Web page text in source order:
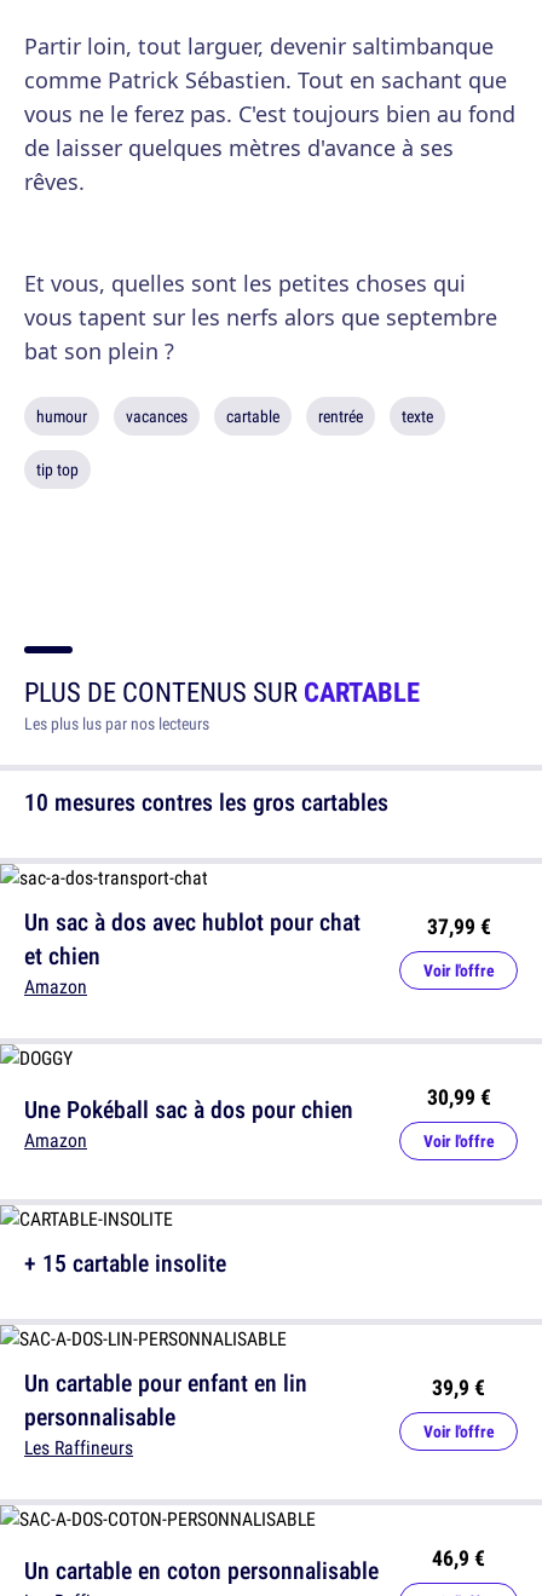
Partir loin, tout larguer, devenir saltimbanque
comme Patrick Sébastien. Tout en sachant que
vous ne le ferez pas. C'est toujours bien au fond
de laisser quelques mètres d'avance à ses
rêves.
Et vous, quelles sont les petites choses qui
vous tapent sur les nerfs alors que septembre
bat son plein ?
humour vacances cartable rentrée texte
tip top
PLUS DE CONTENUS SURCARTABLE
Les plus lus par nos lecteurs
10 mesures contres les gros cartables
Un cartable pour enfant en lin
personnalisable
Les Raffineurs
39,9 €
Voir l'offre
Un sac à dos avec hublot pour chat
et chien
Amazon
37,99 €
Voir l'offre
Une Pokéball sac à dos pour chien
Amazon
30,99 €
Voir l'offre
+ 15 cartable insolite
Un cartable en coton personnalisable 46,9 €